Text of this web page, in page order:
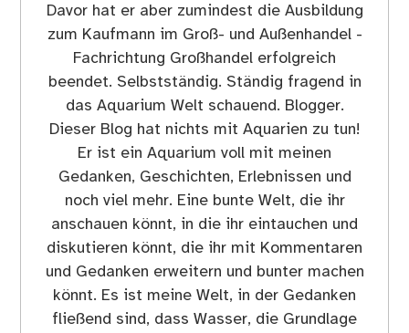
Davor hat er aber zumindest die Ausbildung
zum Kaufmann im Groß- und Außenhandel -
Fachrichtung Großhandel erfolgreich
beendet. Selbstständig. Ständig fragend in
das Aquarium Welt schauend. Blogger.
Dieser Blog hat nichts mit Aquarien zu tun!
Er ist ein Aquarium voll mit meinen
Gedanken, Geschichten, Erlebnissen und
noch viel mehr. Eine bunte Welt, die ihr
anschauen könnt, in die ihr eintauchen und
diskutieren könnt, die ihr mit Kommentaren
und Gedanken erweitern und bunter machen
könnt. Es ist meine Welt, in der Gedanken
fließend sind, dass Wasser, die Grundlage